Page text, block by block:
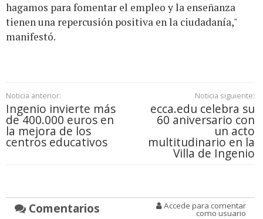
hagamos para fomentar el empleo y la enseñanza
tienen una repercusión positiva en la ciudadanía,"
manifestó.
Noticia anterior:
Ingenio invierte más
de 400.000 euros en
la mejora de los
centros educativos
Noticia siguiente:
ecca.edu celebra su
60 aniversario con
un acto
multitudinario en la
Villa de Ingenio
Comentarios Accede para comentar
como usuario